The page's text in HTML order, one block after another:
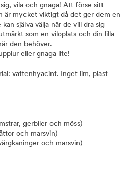
vila och gnaga! Att förse sitt
är mycket viktigt då det ger dem en
själva välja när de vill dra sig
som en viloplats och din lilla
den behöver.
eller gnaga lite!
vattenhyacint. Inget lim, plast
gerbiler och möss)
och marsvin)
och marsvin)